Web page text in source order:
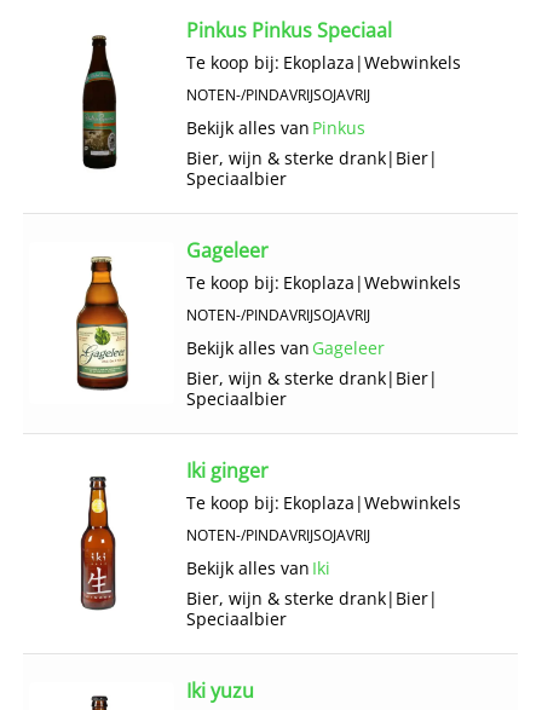
Pinkus Pinkus Speciaal
Te koop bij: Ekoplaza |Webwinkels
NOTEN-/PINDAVRIJSOJAVRIJ
Bekijk alles van Pinkus
Bier, wijn & sterke drank| Bier|
Speciaalbier
Gageleer
Te koop bij: Ekoplaza |Webwinkels
NOTEN-/PINDAVRIJSOJAVRIJ
Bekijk alles van Gageleer
Bier, wijn & sterke drank| Bier|
Speciaalbier
Iki ginger
Te koop bij: Ekoplaza |Webwinkels
NOTEN-/PINDAVRIJSOJAVRIJ
Bekijk alles van Iki
Bier, wijn & sterke drank| Bier|
Speciaalbier
Iki yuzu